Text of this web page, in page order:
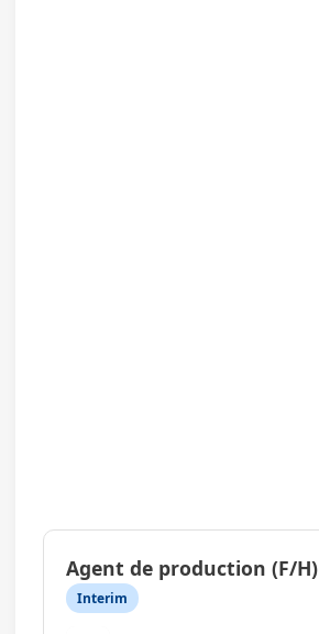
Agent de production (F/H)
Interim